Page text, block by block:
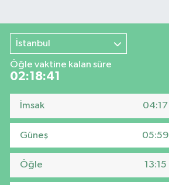
İstanbul
Öğle vaktine kalan süre
02:18:40
İmsak 04:17
Güneş 05:59
Öğle 13:15